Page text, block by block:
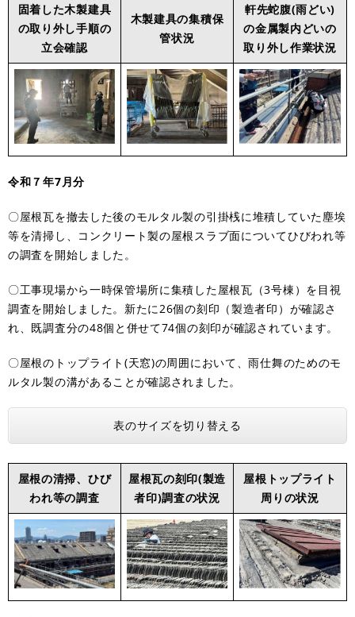
固着した木製建具
の取り外し手順の
立会確認
木製建具の集積保
管状況
軒先蛇腹(雨どい)
の金属製内どいの
取り外し作業状況
令和７年7月分
〇屋根瓦を撤去した後のモルタル製の引掛桟に堆積していた塵埃
等を清掃し、コンクリート製の屋根スラブ面についてひびわれ等
の調査を開始しました。
〇工事現場から一時保管場所に集積した屋根瓦（3号棟）を目視
調査を開始しました。新たに26個の刻印（製造者印）が確認さ
れ、既調査分の48個と併せて74個の刻印が確認されています。
〇屋根のトップライト(天窓)の周囲において、雨仕舞のためのモ
ルタル製の溝があることが確認されました。
表のサイズを切り替える
屋根の清掃、ひび
われ等の調査
屋根瓦の刻印(製造
者印)調査の状況
屋根トップライト
周りの状況